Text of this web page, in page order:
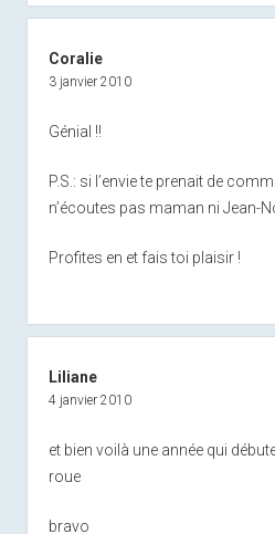
Coralie
3 janvier 2010
Génial !!
P.S.: si l’envie te prenait de
n’écoutes pas maman ni Jean-
Profites en et fais toi plaisir !
Liliane
4 janvier 2010
et bien voilà une année qui
roue
bravo